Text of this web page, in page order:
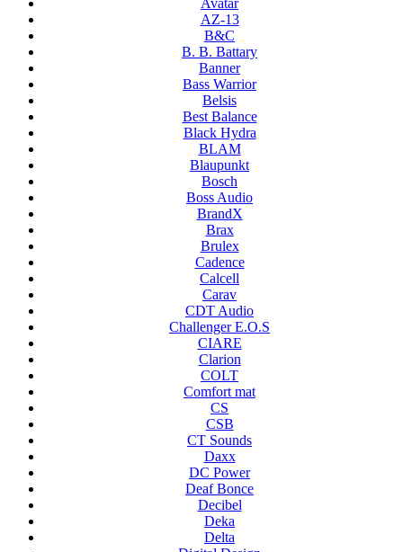
Avatar
AZ-13
B&C
B. B. Battary
Banner
Bass Warrior
Belsis
Best Balance
Black Hydra
BLAM
Blaupunkt
Bosch
Boss Audio
BrandX
Brax
Brulex
Cadence
Calcell
Carav
CDT Audio
Challenger E.O.S
CIARE
Clarion
COLT
Comfort mat
CS
CSB
CT Sounds
Daxx
DC Power
Deaf Bonce
Decibel
Deka
Delta